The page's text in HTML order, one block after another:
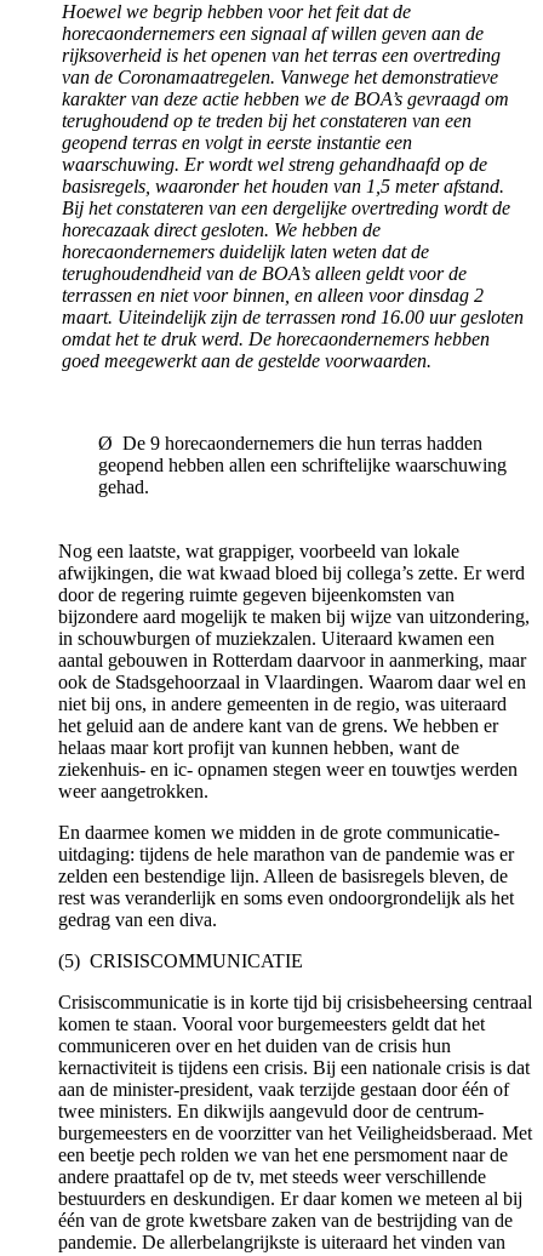
Hoewel we begrip hebben voor het feit dat de
horecaondernemers een signaal af willen geven aan de
rijksoverheid is het openen van het terras een overtreding
van de Coronamaatregelen. Vanwege het demonstratieve
karakter van deze actie hebben we de BOA’s gevraagd om
terughoudend op te treden bij het constateren van een
geopend terras en volgt in eerste instantie een
waarschuwing. Er wordt wel streng gehandhaafd op de
basisregels, waaronder het houden van 1,5 meter afstand.
Bij het constateren van een dergelijke overtreding wordt de
horecazaak direct gesloten. We hebben de
horecaondernemers duidelijk laten weten dat de
terughoudendheid van de BOA’s alleen geldt voor de
terrassen en niet voor binnen, en alleen voor dinsdag 2
maart. Uiteindelijk zijn de terrassen rond 16.00 uur gesloten
omdat het te druk werd. De horecaondernemers hebben
goed meegewerkt aan de gestelde voorwaarden.
Ø De 9 horecaondernemers die hun terras hadden
geopend hebben allen een schriftelijke waarschuwing
gehad.
Nog een laatste, wat grappiger, voorbeeld van lokale
afwijkingen, die wat kwaad bloed bij collega’s zette. Er werd
door de regering ruimte gegeven bijeenkomsten van
bijzondere aard mogelijk te maken bij wijze van uitzondering,
in schouwburgen of muziekzalen. Uiteraard kwamen een
aantal gebouwen in Rotterdam daarvoor in aanmerking, maar
ook de Stadsgehoorzaal in Vlaardingen. Waarom daar wel en
niet bij ons, in andere gemeenten in de regio, was uiteraard
het geluid aan de andere kant van de grens. We hebben er
helaas maar kort profijt van kunnen hebben, want de
ziekenhuis- en ic- opnamen stegen weer en touwtjes werden
weer aangetrokken.
En daarmee komen we midden in de grote communicatie-
uitdaging: tijdens de hele marathon van de pandemie was er
zelden een bestendige lijn. Alleen de basisregels bleven, de
rest was veranderlijk en soms even ondoorgrondelijk als het
gedrag van een diva.
(5) CRISISCOMMUNICATIE
Crisiscommunicatie is in korte tijd bij crisisbeheersing centraal
komen te staan. Vooral voor burgemeesters geldt dat het
communiceren over en het duiden van de crisis hun
kernactiviteit is tijdens een crisis. Bij een nationale crisis is dat
aan de minister-president, vaak terzijde gestaan door één of
twee ministers. En dikwijls aangevuld door de centrum-
burgemeesters en de voorzitter van het Veiligheidsberaad. Met
een beetje pech rolden we van het ene persmoment naar de
andere praattafel op de tv, met steeds weer verschillende
bestuurders en deskundigen. Er daar komen we meteen al bij
één van de grote kwetsbare zaken van de bestrijding van de
pandemie. De allerbelangrijkste is uiteraard het vinden van